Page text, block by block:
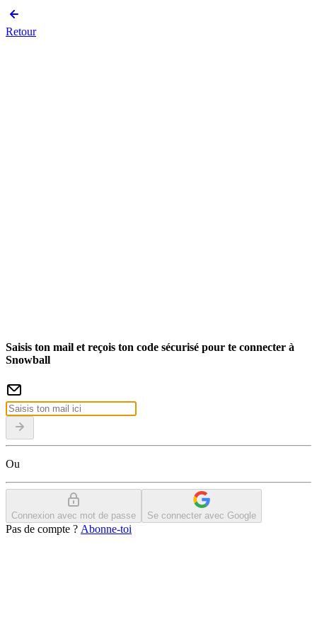
Retour
Saisis ton mail et reçois ton code sécurisé pour te connecter à
Snowball
Ou
Connexion avec mot de passe Se connecter avec Google
Pas de compte ? Abonne-toi